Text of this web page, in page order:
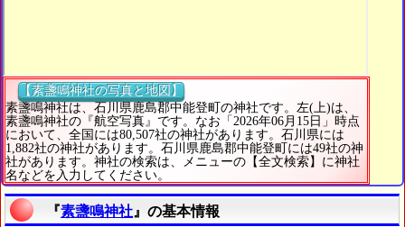
【素盞鳴神社の写真と地図】
素盞鳴神社は、石川県鹿島郡中能登町の神社です。左(上)は、
素盞鳴神社の『航空写真』です。なお「2026年06月15日」時点
において、全国には80,507社の神社があります。石川県には
1,882社の神社があります。石川県鹿島郡中能登町には49社の神
社があります。神社の検索は、メニューの【全文検索】に神社
名などを入力してください。
『素盞鳴神社 』の基本情報